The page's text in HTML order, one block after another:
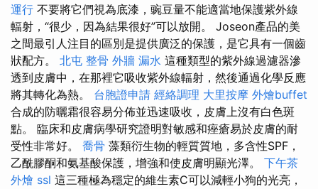
運行 不要將它們視為底漆，豌豆量不能適當地保護紫外線
輻射，“很少，因為結果很好”可以放開。 Joseon產品的美
之間最引人注目的區別是提供廣泛的保護，是它具有一個齒
狀配方。 北屯 整骨 外牆 漏水 這種類型的紫外線過濾器滲
透到皮膚中，在那裡它吸收紫外線輻射，然後通過化學反應
將其轉化為熱。 台胞證申請 經絡調理 大里按摩 外燴buffet
合成的防曬霜很容易分佈並迅速吸收，皮膚上沒有白色斑
點。 臨床和皮膚病學研究證明對敏感和痤瘡易於皮膚的耐
受性非常好。 喬骨 藻類衍生物的輕質質地，多含性SPF，
乙酰膠酮和氨基酸保護，增強和使皮膚明顯光澤。 下午茶
外燴 ssl 這三種極為穩定的維生素C可以減輕小狗的光亮，